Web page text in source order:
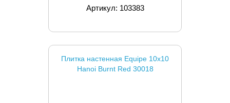
Артикул: 103383
Плитка настенная Equipe 10x10
Hanoi Burnt Red 30018